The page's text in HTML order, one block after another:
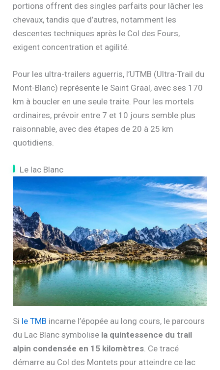
portions offrent des singles parfaits pour lâcher les
chevaux, tandis que d’autres, notamment les
descentes techniques après le Col des Fours,
exigent concentration et agilité.
Pour les ultra-trailers aguerris, l’UTMB (Ultra-Trail du
Mont-Blanc) représente le Saint Graal, avec ses 170
km à boucler en une seule traite. Pour les mortels
ordinaires, prévoir entre 7 et 10 jours semble plus
raisonnable, avec des étapes de 20 à 25 km
quotidiens.
Le lac Blanc
Si le TMB incarne l’épopée au long cours, le parcours
du Lac Blanc symbolise la quintessence du trail
alpin condensée en 15 kilomètres . Ce tracé
démarre au Col des Montets pour atteindre ce lac